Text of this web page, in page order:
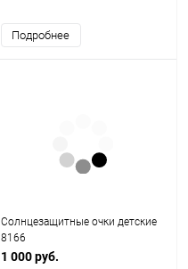
Подробнее
Солнцезащитные очки детские
8166
1 000 руб.